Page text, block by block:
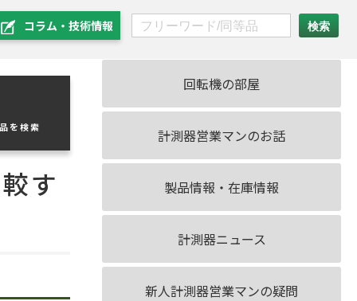
コラム・技術情報
を検索
す
回転機の部屋
計測器営業マンのお話
製品情報・在庫情報
計測器ニュース
新人計測器営業マンの疑問